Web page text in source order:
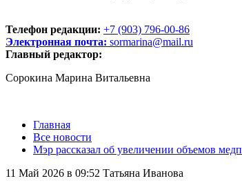
Телефон редакции: +7 (903) 796-00-86
Электронная почта: sormarina@mail.ru
Главный редактор:
Сорокина Марина Витальевна
Главная
Все новости
Мэр рассказал об увеличении объемов
11 Май 2026 в 09:52 Татьяна Иванова